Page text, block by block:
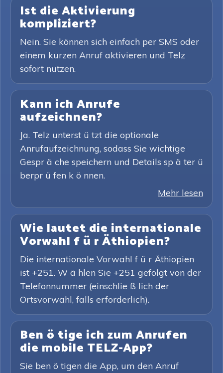
Ist die Aktivierung
kompliziert?
Nein. Sie können sich einfach per SMS oder
einem kurzen Anruf aktivieren und Telz
sofort nutzen.
Kann ich Anrufe
aufzeichnen?
Ja. Telz unterst ü tzt die optionale
Anrufaufzeichnung, sodass Sie wichtige
Gespr ä che speichern und Details sp ä ter ü
berpr ü fen k ö nnen.
Mehr lesen
Wie lautet die internationale
Vorwahl f ü r Äthiopien?
Die internationale Vorwahl f ü r Äthiopien
ist +251. W ä hlen Sie +251 gefolgt von der
Telefonnummer (einschlie ß lich der
Ortsvorwahl, falls erforderlich).
Ben ö tige ich zum Anrufen
die mobile TELZ-App?
Sie ben ö tigen die App, um den Anruf